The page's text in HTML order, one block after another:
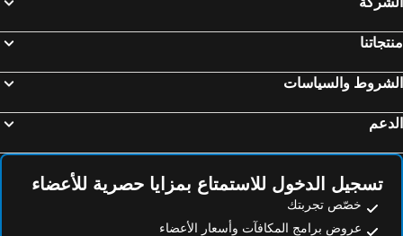
فنادق الأحساء
فنادق غوا
فنادق محافظة أربيل
والسياسات
تسجيل الدخول للاستمتاع بمزايا حصرية للأعضاء
خصّص تجربتك
عروض برامج المكافآت وأسعار الأعضاء